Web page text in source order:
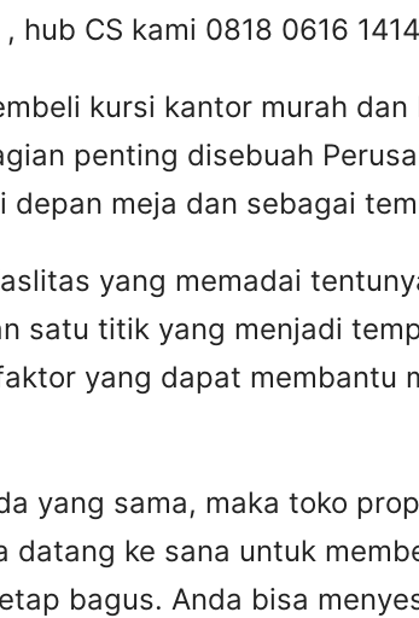
CS kami 0818 0616 1414
kursi kantor murah
penting disebuah
meja dan sebagai
yang memadai
satu titik yang menjadi
yang dapat membantu
yang sama, maka toko
datang ke sana untuk
bagus. Anda bisa